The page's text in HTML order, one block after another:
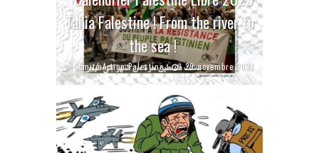
Tahia Falestine ! From the river to
the sea !
Comité Action Palestine 29 novembre 2024